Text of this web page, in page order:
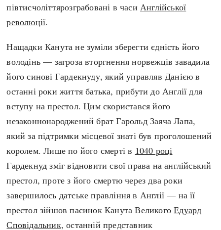
півтисчоліттярозграбовані в часи Англійської
революції.
Нащадки Канута не зуміли зберегти єдність його
володінь — загроза вторгнення норвежців завадила
його синові Гардекнуду, який управляв Данією в
останні роки життя батька, прибути до Англії для
вступу на престол. Цим скористався його
незаконнонароджений брат Гарольд Заяча Лапа,
який за підтримки місцевої знаті був проголошений
королем. Лише по його смерті в 1040 році
Гардекнуд зміг відновити свої права на англійський
престол, проте з його смертю через два роки
завершилось датське правління в Англії — на її
престол зійшов пасинок Канута ВеликогоЕдуард
Сповідальник, останній представник